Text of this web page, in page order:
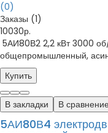
(0)
Заказы (1)
10030р.
5АИ80В2 2,2 кВт 3000
общепромышленный,
Купить
В закладки В сравнение
5АИ80В4